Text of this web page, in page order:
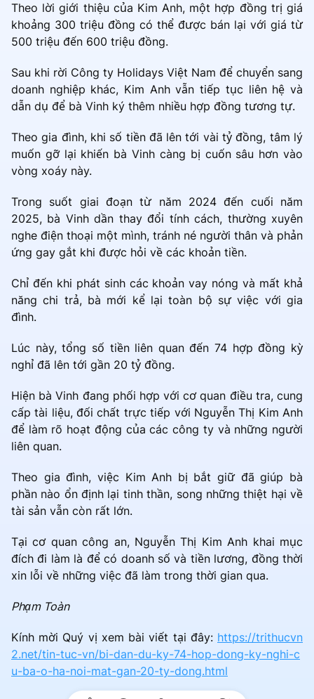
Theo lời giới thiệu của Kim Anh, một hợp đồng trị giá
khoảng 300 triệu đồng có thể được bán lại với giá từ
500 triệu đến 600 triệu đồng.
Sau khi rời Công ty Holidays Việt Nam để chuyển sang
doanh nghiệp khác, Kim Anh vẫn tiếp tục liên hệ và
dẫn dụ để bà Vinh ký thêm nhiều hợp đồng tương tự.
Theo gia đình, khi số tiền đã lên tới vài tỷ đồng, tâm lý
muốn gỡ lại khiến bà Vinh càng bị cuốn sâu hơn vào
vòng xoáy này.
Trong suốt giai đoạn từ năm 2024 đến cuối năm
2025, bà Vinh dần thay đổi tính cách, thường xuyên
nghe điện thoại một mình, tránh né người thân và phản
ứng gay gắt khi được hỏi về các khoản tiền.
Chỉ đến khi phát sinh các khoản vay nóng và mất khả
năng chi trả, bà mới kể lại toàn bộ sự việc với gia
đình.
Lúc này, tổng số tiền liên quan đến 74 hợp đồng kỳ
nghỉ đã lên tới gần 20 tỷ đồng.
Hiện bà Vinh đang phối hợp với cơ quan điều tra, cung
cấp tài liệu, đối chất trực tiếp với Nguyễn Thị Kim Anh
để làm rõ hoạt động của các công ty và những người
liên quan.
Theo gia đình, việc Kim Anh bị bắt giữ đã giúp bà
phần nào ổn định lại tinh thần, song những thiệt hại về
tài sản vẫn còn rất lớn.
Tại cơ quan công an, Nguyễn Thị Kim Anh khai mục
đích đi làm là để có doanh số và tiền lương, đồng thời
xin lỗi về những việc đã làm trong thời gian qua.
Phạm Toàn
Kính mời Quý vị xem bài viết tại đây: https://trithucvn
2.net/tin-tuc-vn/bi-dan-du-ky-74-hop-dong-ky-nghi-c
u-ba-o-ha-noi-mat-gan-20-ty-dong.html